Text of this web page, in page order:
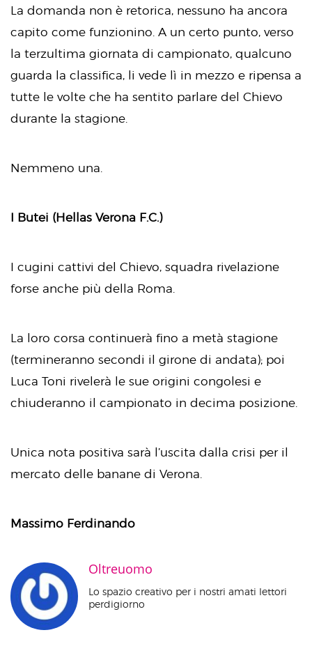
La domanda non è retorica, nessuno ha ancora
capito come funzionino. A un certo punto, verso
la terzultima giornata di campionato, qualcuno
guarda la classifica, li vede lì in mezzo e ripensa a
tutte le volte che ha sentito parlare del Chievo
durante la stagione.
Nemmeno una.
I Butei (Hellas Verona F.C.)
I cugini cattivi del Chievo, squadra rivelazione
forse anche più della Roma.
La loro corsa continuerà fino a metà stagione
(termineranno secondi il girone di andata); poi
Luca Toni rivelerà le sue origini congolesi e
chiuderanno il campionato in decima posizione.
Unica nota positiva sarà l’uscita dalla crisi per il
mercato delle banane di Verona.
Massimo Ferdinando
Oltreuomo
Lo spazio creativo per i nostri amati lettori
perdigiorno